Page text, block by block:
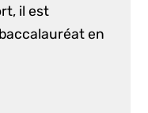
il est
en